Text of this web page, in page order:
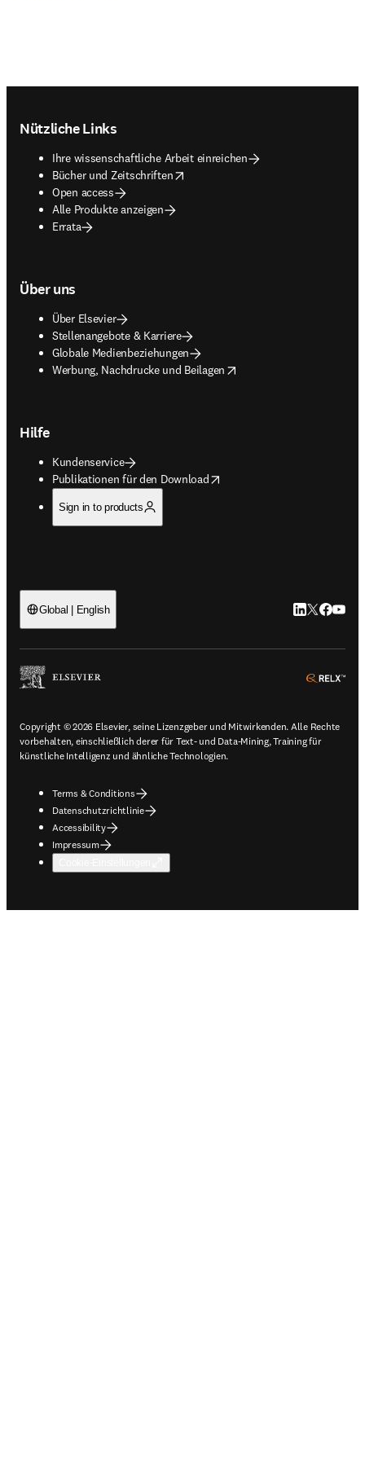
Nützliche Links
Ihre wissenschaftliche Arbeit einreichen
Bücher und Zeitschriften
opens in new tab/window
Open access
Alle Produkte anzeigen
Errata
Über uns
Über Elsevier
Stellenangebote & Karriere
Globale Medienbeziehungen
Werbung, Nachdrucke und Beilagen
opens in new tab/window
Hilfe
Kundenservice
Publikationen für den Download
opens in new tab/window
Sign in to products
Global | English LinkedIn
Twitter
Copyright © 2026 Elsevier, seine Lizenzgeber und Mitwirkenden. Alle Rechte
vorbehalten, einschließlich derer für Text- und Data-Mining, Training für
künstliche Intelligenz und ähnliche Technologien.
Terms & Conditions
Datenschutzrichtlinie
Accessibility
Impressum